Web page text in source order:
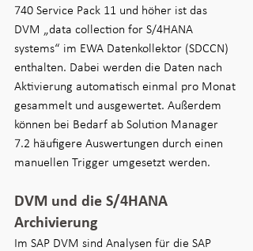
740 Service Pack 11 und höher ist das
DVM „data collection for S/4HANA
systems“ im EWA Datenkollektor (SDCCN)
enthalten. Dabei werden die Daten nach
Aktivierung automatisch einmal pro Monat
gesammelt und ausgewertet. Außerdem
können bei Bedarf ab Solution Manager
7.2 häufigere Auswertungen durch einen
manuellen Trigger umgesetzt werden.
DVM und die S/4HANA
Archivierung
Im SAP DVM sind Analysen für die SAP